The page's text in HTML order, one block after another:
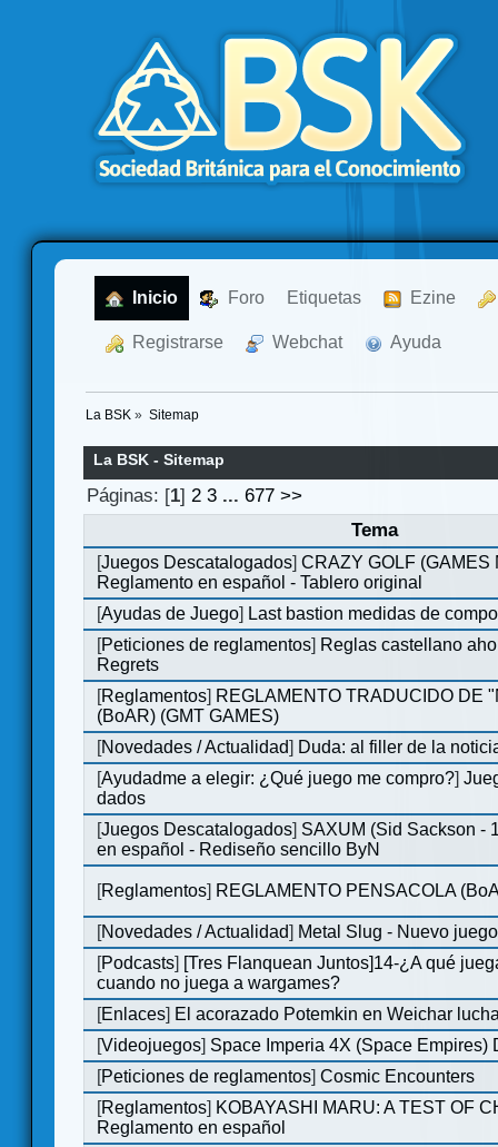
Inicio Foro Etiquetas Ezine
Registrarse Webchat Ayuda
La BSK » Sitemap
La BSK - Sitemap
Páginas: [1]2 3 ...677 >>
Tema
[Juegos Descatalogados]CRAZY GOLF (GAMES
Reglamento en español - Tablero original
[Ayudas de Juego] Last bastion medidas de
[Peticiones de reglamentos] Reglas castellano
Regrets
[Reglamentos] REGLAMENTO TRADUCIDO DE
(BoAR) (GMT GAMES)
[Novedades / Actualidad] Duda: al filler de la
[Ayudadme a elegir: ¿Qué juego me compro?]
dados
[Juegos Descatalogados] SAXUM (Sid Sackson -
en español - Rediseño sencillo ByN
[Reglamentos] REGLAMENTO PENSACOLA
[Novedades / Actualidad] Metal Slug - Nuevo
[Podcasts] [Tres Flanquean Juntos]14-¿A qué
cuando no juega a wargames?
[Enlaces] El acorazado Potemkin en Weichar
[Videojuegos] Space Imperia 4X (Space Empires)
[Peticiones de reglamentos]Cosmic Encounters
[Reglamentos] KOBAYASHI MARU: A TEST OF
Reglamento en español